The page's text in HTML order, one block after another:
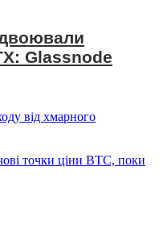
Glassnode
від хмарного
точки ціни BTC, поки